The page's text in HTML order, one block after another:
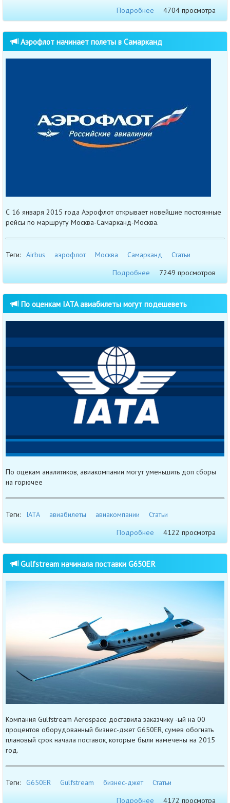
Подробнее
4704 просмотра
Аэрофлот начинает полеты в Самарканд
С 16 января 2015 года Аэрофлот открывает новейшие постоянные
рейсы по маршруту Москва-Самарканд-Москва.
Теги: Airbus аэрофлот Москва Самарканд
Статьи
Подробнее
7249 просмотров
По оценкам IATA авиабилеты могут подешеветь
По оцекам аналитиков, авиакомпании могут уменьшить доп сборы
на горючее
Теги: IATA авиабилеты авиакомпании
Статьи
Подробнее
4122 просмотра
Gulfstream начинала поставки G650ER
Компания Gulfstream Aerospace доставила заказчику -ый на 00
процентов оборудованный бизнес-джет G650ER, сумев обогнать
плановый срок начала поставок, которые были намечены на 2015
год.
Теги: G650ER Gulfstream бизнес-джет
Статьи
Подробнее
4172 просмотра